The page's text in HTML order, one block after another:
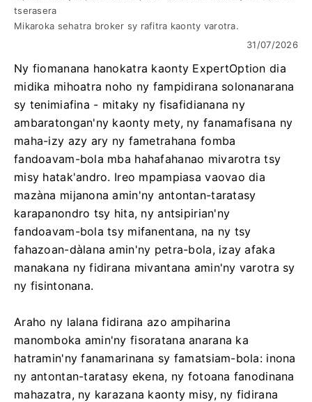
tserasera
Mikaroka sehatra broker sy rafitra kaonty varotra.
31/07/2026
Ny fiomanana hanokatra kaonty ExpertOption dia
midika mihoatra noho ny fampidirana solonanarana
sy tenimiafina - mitaky ny fisafidianana ny
ambaratongan'ny kaonty mety, ny fanamafisana ny
maha-izy azy ary ny fametrahana fomba
fandoavam-bola mba hahafahanao mivarotra tsy
misy hatak'andro. Ireo mpampiasa vaovao dia
mazàna mijanona amin'ny antontan-taratasy
karapanondro tsy hita, ny antsipirian'ny
fandoavam-bola tsy mifanentana, na ny tsy
fahazoan-dàlana amin'ny petra-bola, izay afaka
manakana ny fidirana mivantana amin'ny varotra sy
ny fisintonana.
Araho ny lalana fidirana azo ampiharina
manomboka amin'ny fisoratana anarana ka
hatramin'ny fanamarinana sy famatsiam-bola: inona
ny antontan-taratasy ekena, ny fotoana fanodinana
mahazatra, ny karazana kaonty misy, ny fidirana